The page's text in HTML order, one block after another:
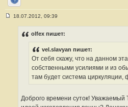
Сайт
18.07.2012, 09:39
olfex пишет:
vel.slavyan пишет:
От себя скажу, что на данном
собственными усилиями и из
там будет система циркуляции,
Доброго времени суток!